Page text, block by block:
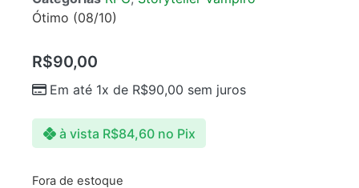
Ótimo (08/10)
R$90,00
Em até 1x de R$90,00 sem juros
à vista R$84,60 no Pix
Fora de estoque